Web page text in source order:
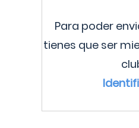
Para poder
tienes que ser